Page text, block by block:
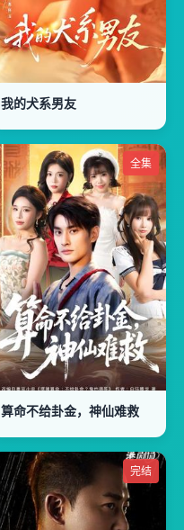
我的犬系男友
全集
算命不给卦金，神仙难救
完结